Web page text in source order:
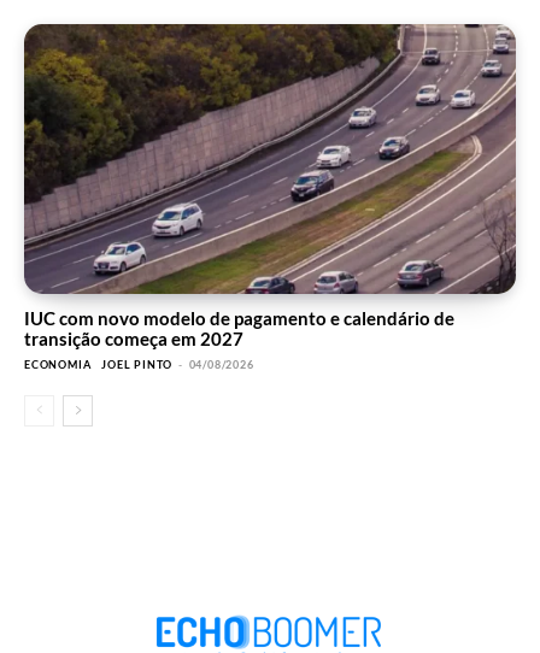
IUC com novo modelo de pagamento e calendário de
transição começa em 2027
ECONOMIA JOEL PINTO - 04/08/2026